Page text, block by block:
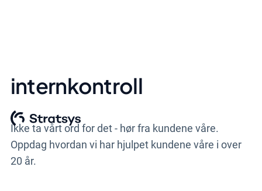
internkontroll
Ikke ta vårt ord for det - hør fra kundene våre.
Oppdag hvordan vi har hjulpet kundene våre i over
20 år.